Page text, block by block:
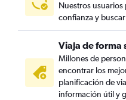
Nuestros
confianza y
Viaja de forma
Millones de
encontrar los
planificación de
información útil y